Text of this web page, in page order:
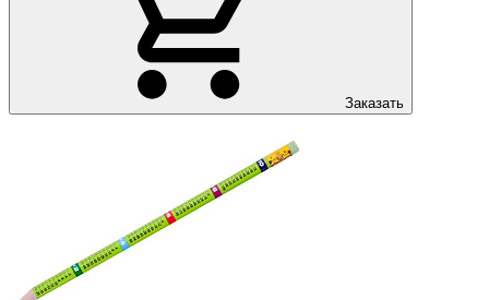
Заказать